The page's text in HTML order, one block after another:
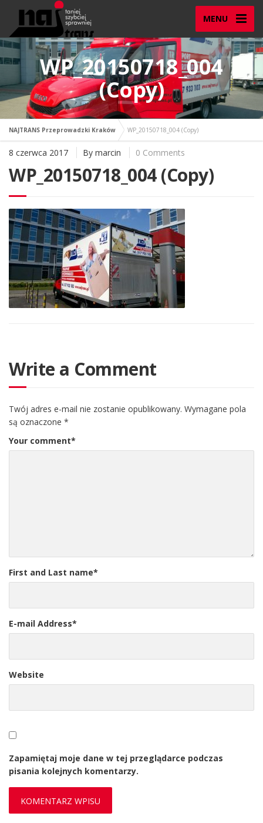
MENU
WP_20150718_004
(Copy)
NAJTRANS Przeprowadzki Kraków WP_20150718_004 (Copy)
8 czerwca 2017 By marcin 0 Comments
WP_20150718_004 (Copy)
Write a Comment
Twój adres e-mail nie zostanie opublikowany. Wymagane pola
są oznaczone *
Your comment*
First and Last name*
E-mail Address*
Website
Zapamiętaj moje dane w tej przeglądarce podczas
pisania kolejnych komentarzy.